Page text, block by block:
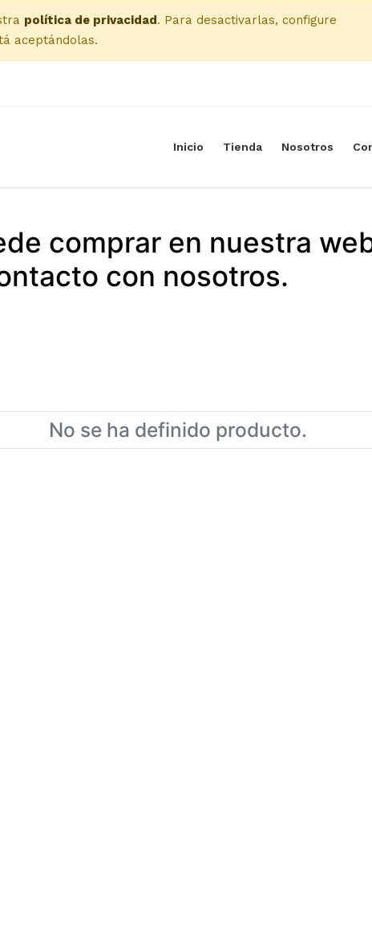
política de privacidad. Para desactivarlas, configure
aceptándolas.
Inicio Tienda Nosotros
comprar en nuestra
con nosotros.
No se ha definido producto.